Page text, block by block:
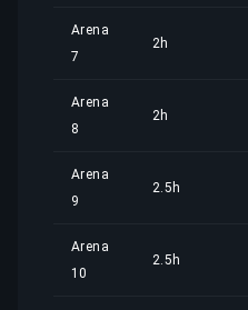
Arena
7
2h
Arena
8
2h
Arena
9
2.5h
Arena
10
2.5h